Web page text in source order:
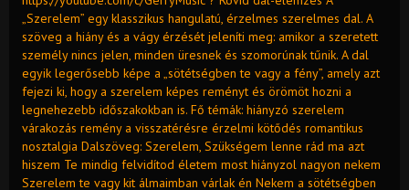
„Szerelem” egy klasszikus hangulatú, érzelmes szerelmes dal. A
szöveg a hiány és a vágy érzését jeleníti meg: amikor a szeretett
személy nincs jelen, minden üresnek és szomorúnak tűnik. A dal
egyik legerősebb képe a „sötétségben te vagy a fény”, amely azt
fejezi ki, hogy a szerelem képes reményt és örömöt hozni a
legnehezebb időszakokban is. Fő témák: hiányzó szerelem
várakozás remény a visszatérésre érzelmi kötődés romantikus
nosztalgia Dalszöveg: Szerelem, Szükségem lenne rád ma azt
hiszem Te mindig felvidítod életem most hiányzol nagyon nekem
Szerelem te vagy kit álmaimban várlak én Nekem a sötétségben